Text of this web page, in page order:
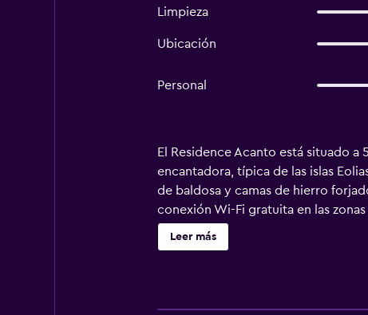
Limpieza
Ubicación
Personal
El Residence Acanto está situado
encantadora, típica de las islas
de baldosa y camas de hierro
conexión Wi-Fi gratuita en las
las islas vecinas. El establecimiento
grande del archipiélago de las
Leer más